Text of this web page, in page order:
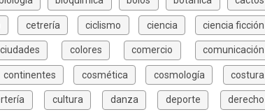
cetrería ciclismo ciencia ciencia ficción
ciudades colores comercio comunicación
continentes cosmética cosmología costura
cultura danza deporte derecho